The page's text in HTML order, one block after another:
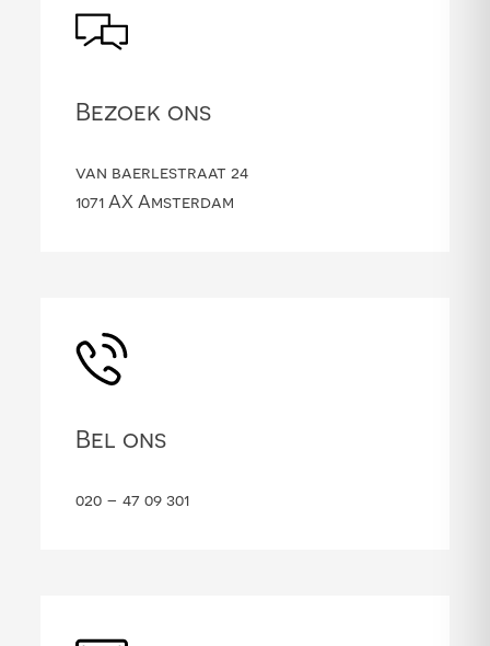
Bezoek ons
van baerlestraat 24
1071 AX Amsterdam
Bel ons
020 – 47 09 301